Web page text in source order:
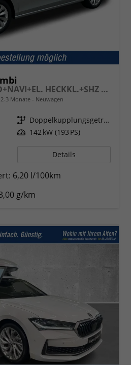
Selection DSG+4WD+NAVI+EL. HECKKL.+SHZ V+H
3 Monate Neuwagen
Getriebe
Doppelkupplungsgetriebe (DSG)
Leistung 142 kW (193 PS)
Details
6,20 l/100km
g/km